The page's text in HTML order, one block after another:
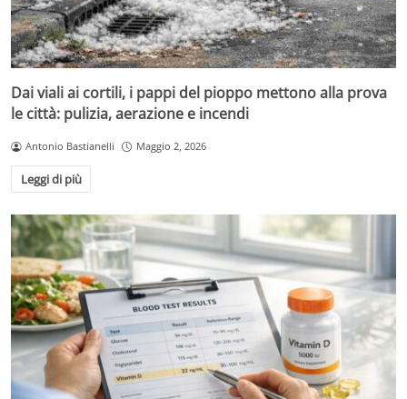
Dai viali ai cortili, i pappi del pioppo mettono alla prova
le città: pulizia, aerazione e incendi
Antonio Bastianelli Maggio 2, 2026
Leggi di più